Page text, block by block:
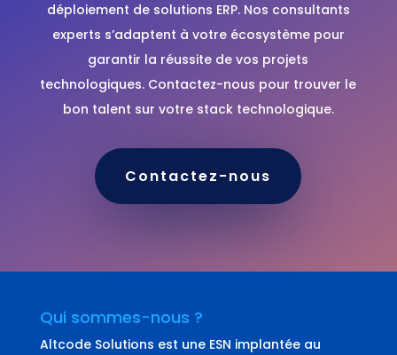
déploiement de solutions ERP. Nos consultants
experts s’adaptent à votre écosystème pour
garantir la réussite de vos projets
technologiques. Contactez-nous pour trouver le
bon talent sur votre stack technologique.
Contactez-nous
Qui sommes-nous ?
Altcode Solutions est une ESN implantée au